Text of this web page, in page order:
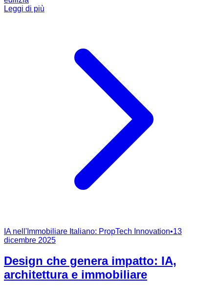
Leggi di più
IA nell'Immobiliare Italiano: PropTech Innovation•13
dicembre 2025
Design che genera impatto: IA,
architettura e immobiliare